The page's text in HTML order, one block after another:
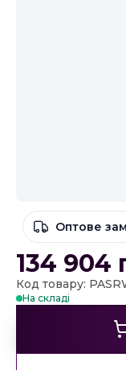
Оптове
134 904
Код товару:
На складі